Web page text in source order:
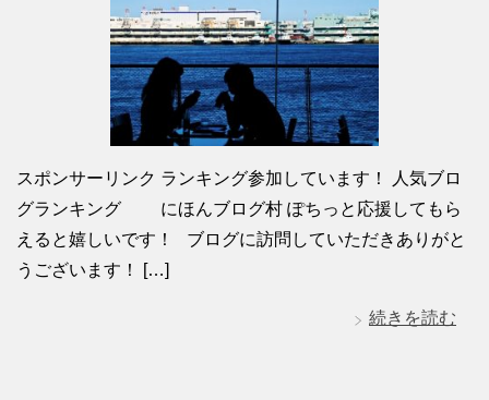
スポンサーリンク ランキング参加しています！ 人気ブロ
グランキング にほんブログ村 ぽちっと応援してもら
えると嬉しいです！ ブログに訪問していただきありがと
うございます！ […]
続きを読む